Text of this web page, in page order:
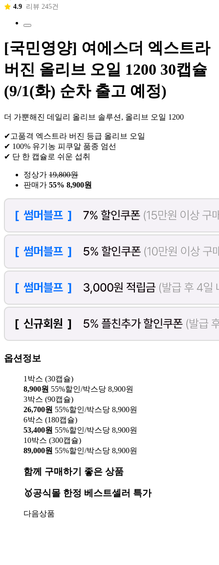
4.9 리뷰 245건
[국민영양] 여에스더 엑스트라
버진 올리브 오일 1200 30캡슐
(9/1(화) 순차 출고 예정)
더 가뿐해진 데일리 올리브 솔루션, 올리브 오일 1200
✔고품격 엑스트라 버진 등급 올리브 오일
✔ 100% 유기농 피쿠알 품종 엄선
✔ 단 한 캡슐로 쉬운 섭취
정상가 19,800원
판매가 55% 8,900원
옵션정보
1박스 (30캡슐)
8,900원 55%할인/박스당 8,900원
3박스 (90캡슐)
26,700원 55%할인/박스당 8,900원
6박스 (180캡슐)
53,400원 55%할인/박스당 8,900원
10박스 (300캡슐)
89,000원 55%할인/박스당 8,900원
함께 구매하기 좋은 상품
🥇공식몰 한정 베스트셀러 특가
다음상품